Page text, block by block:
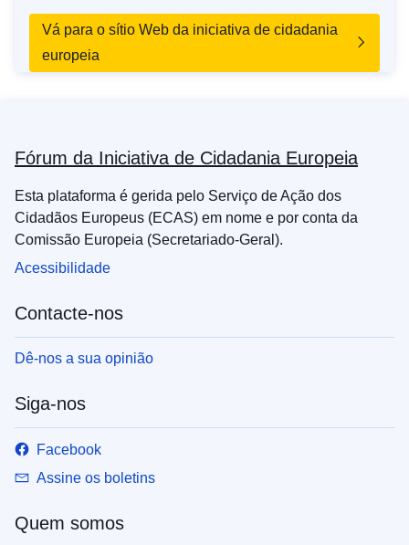
Vá para o sítio Web da iniciativa de cidadania
europeia
Fórum da Iniciativa de Cidadania Europeia
Esta plataforma é gerida pelo Serviço de Ação dos
Cidadãos Europeus (ECAS) em nome e por conta da
Comissão Europeia (Secretariado-Geral).
Acessibilidade
Contacte-nos
Dê-nos a sua opinião
Siga-nos
Facebook
Assine os boletins
Quem somos